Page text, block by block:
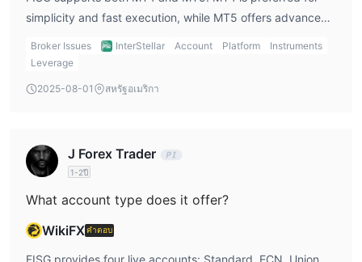
ในการวาดแผนภูมิขั้นสูง หลากหลายประเภทของคำสั่ง ที่ปรึกษาผู้
เชี่ยวชาญ (EAs) สำหรับการซื้อขายแบบอัตโนมัติ และเครื่องมือการ
วิเคราะห์ทางเทคนิคอย่างเป็นรายละเอียด
MT5 พัฒนาต่อยอดจาก MT4 ด้วยคุณสมบัติที่ปรับปรุงและ
ประสิทธิภาพที่ดีขึ้น รวมถึงเฟรมเวิร์กและชนิดของแผนภูมิมากขึ้น
ด้วยความเข้ากันได้กับเดสก์ท็อป แท็บเล็ต และโทรศัพท์มือถือ นักซื้อ
ขายสามารถเพลิดเพลินกับการซื้อขายโดยไม่มีข้อจำกัด ไม่ว่าจะอยู่ที่
สบายและความสามารถเต็มรูปแบบ ช่วยให้นักซื้อขายเชื่อมต่อกับตลาด
ได้ตลอดเวลา
simplicity and fast execution, while MT5 offers advanced
tools, economic calendars, and more complex order types.
Broker Issues InterStellar Account Platform
Instruments
Leverage
2025-08-01 สหรัฐอเมริกา
J Forex Trader
1-2ปี
What account type does it offer?
WikiFXคำตอบ